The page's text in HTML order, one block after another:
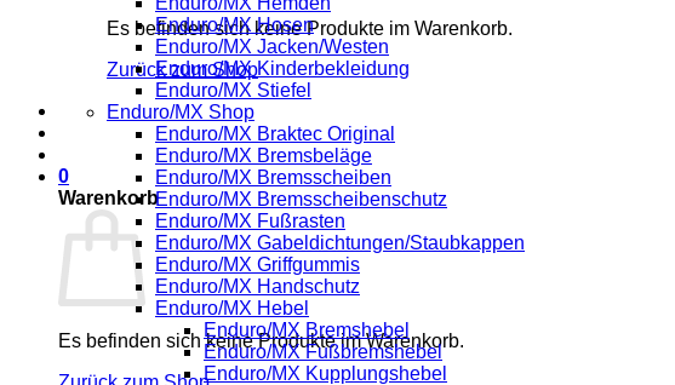
Es befinden sich keine Produkte im Warenkorb.
Zurück zum Shop
0
Warenkorb
Es befinden sich keine Produkte im Warenkorb.
Enduro/MX Hosen
Enduro/MX Jacken/Westen
Enduro/MX Kinderbekleidung
Enduro/MX Stiefel
Enduro/MX Shop
Enduro/MX Braktec Original
Enduro/MX Bremsbeläge
Enduro/MX Bremsscheiben
Enduro/MX Bremsscheibenschutz
Enduro/MX Fußrasten
Enduro/MX Gabeldichtungen/Staubkappen
Enduro/MX Griffgummis
Enduro/MX Handschutz
Enduro/MX Hebel
Enduro/MX Bremshebel
Enduro/MX Fußbremshebel
Enduro/MX Kupplungshebel